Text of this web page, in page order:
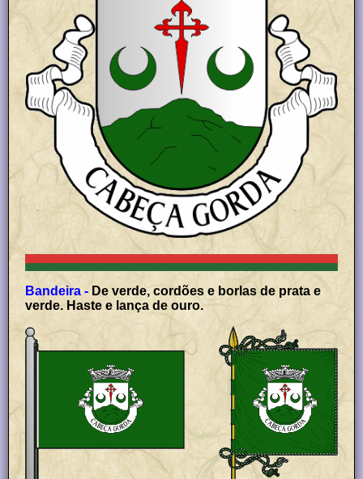
Bandeira - De verde, cordões e borlas de prata e
verde. Haste e lança de ouro.